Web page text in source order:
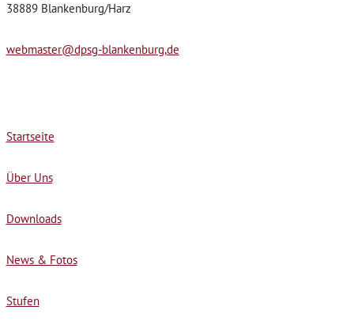
38889 Blankenburg/Harz
webmaster@dpsg-blankenburg,de
Startseite
Über Uns
Downloads
News & Fotos
Stufen